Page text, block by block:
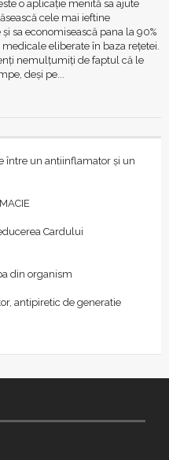
o aplicație menită sa ajute
cele mai ieftine
sa economisească pana la 90%
eliberate în baza rețetei.
nemulţumiţi de faptul că le
deşi pe...
între un antiinflamator și un
Cardului
din organism
antipiretic de generatie